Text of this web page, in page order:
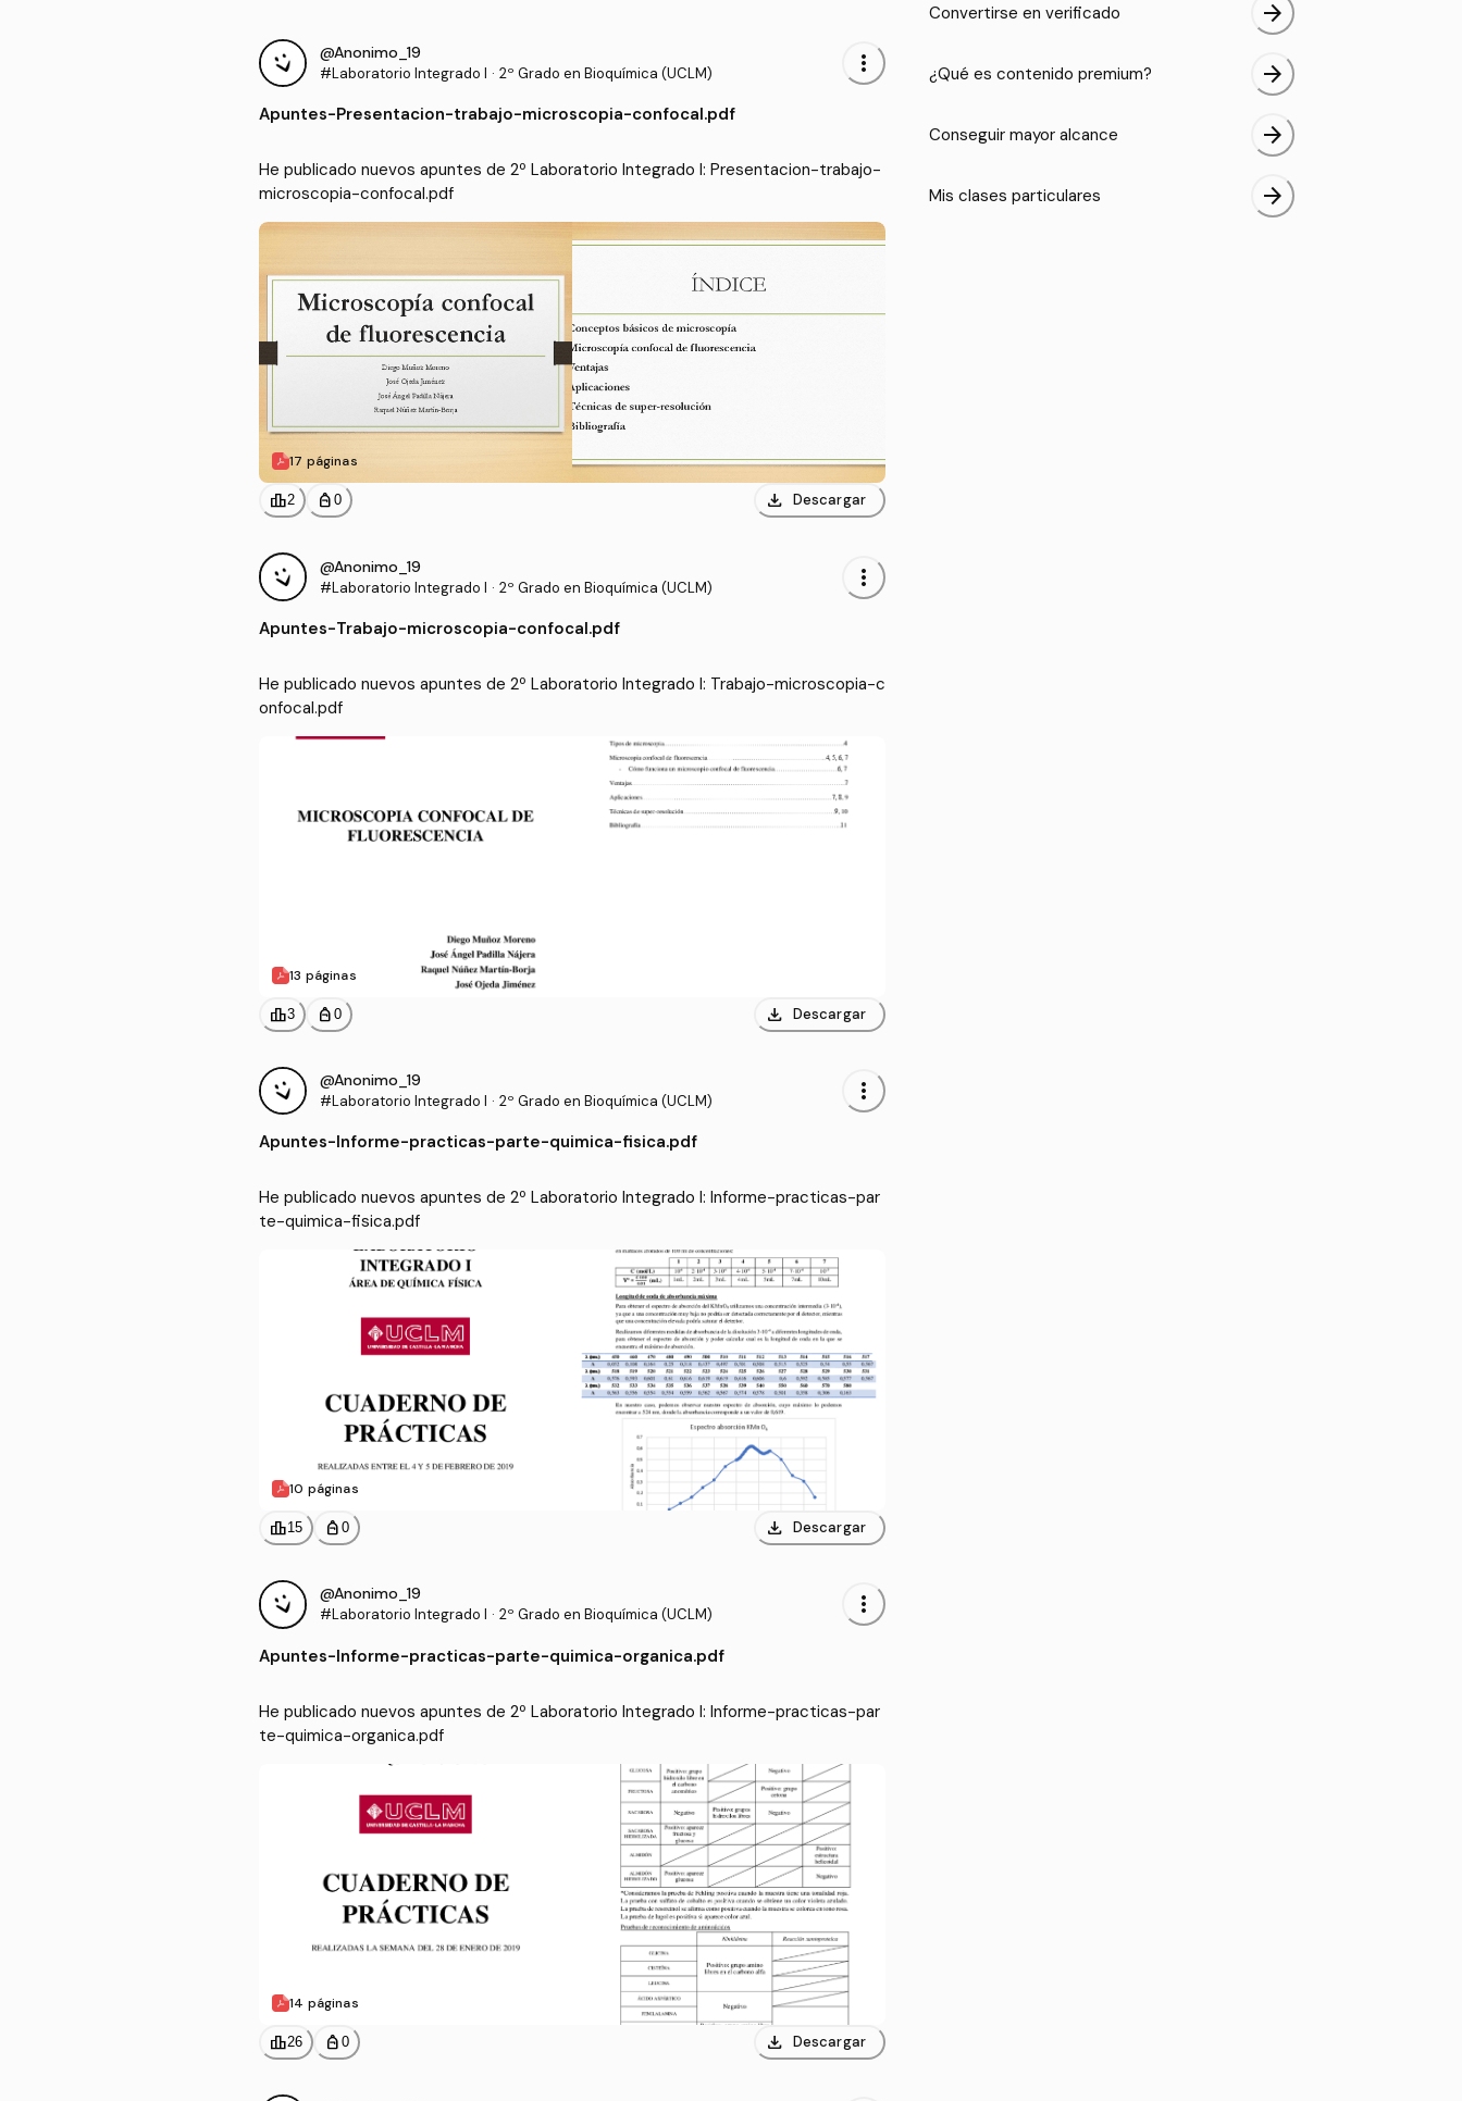
@Anonimo_19
#Laboratorio Integrado I · 2º Grado en Bioquímica (UCLM) more_vert
Apuntes-Presentacion-trabajo-microscopia-confocal.pdf
He publicado nuevos apuntes de 2º Laboratorio Integrado I: Presentacion-trabajo-
microscopia-confocal.pdf
17 páginas
leaderboard2 personal_bag 0 download Descargar
@Anonimo_19
#Laboratorio Integrado I · 2º Grado en Bioquímica (UCLM) more_vert
Apuntes-Trabajo-microscopia-confocal.pdf
He publicado nuevos apuntes de 2º Laboratorio Integrado I: Trabajo-microscopia-c
onfocal.pdf
13 páginas
leaderboard3 personal_bag 0 download Descargar
@Anonimo_19
#Laboratorio Integrado I · 2º Grado en Bioquímica (UCLM) more_vert
Apuntes-Informe-practicas-parte-quimica-fisica.pdf
He publicado nuevos apuntes de 2º Laboratorio Integrado I: Informe-practicas-par
te-quimica-fisica.pdf
10 páginas
leaderboard15 personal_bag 0 download Descargar
@Anonimo_19
#Laboratorio Integrado I · 2º Grado en Bioquímica (UCLM) more_vert
Apuntes-Informe-practicas-parte-quimica-organica.pdf
He publicado nuevos apuntes de 2º Laboratorio Integrado I: Informe-practicas-par
te-quimica-organica.pdf
14 páginas
leaderboard26 personal_bag 0 download Descargar
Convertirse en verificado arrow_forward
¿Qué es contenido premium? arrow_forward
Conseguir mayor alcance arrow_forward
Mis clases particulares arrow_forward